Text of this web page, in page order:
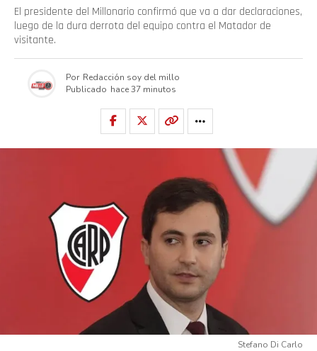
El presidente del Millonario confirmó que va a dar declaraciones,
luego de la dura derrota del equipo contra el Matador de
visitante.
Por Redacción soy del millo
Publicado hace 37 minutos
Stefano Di Carlo